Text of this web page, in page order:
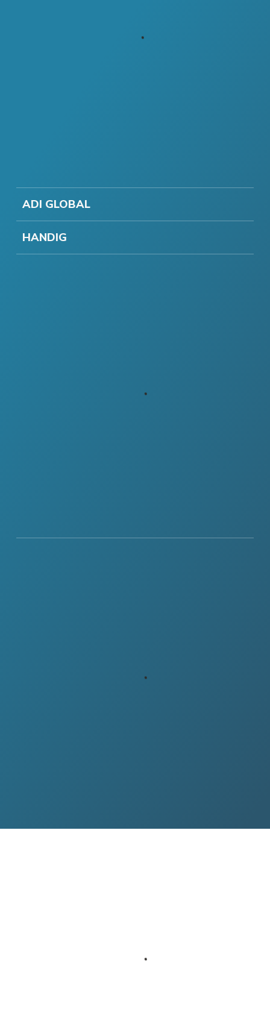
ADI GLOBAL
HANDIG